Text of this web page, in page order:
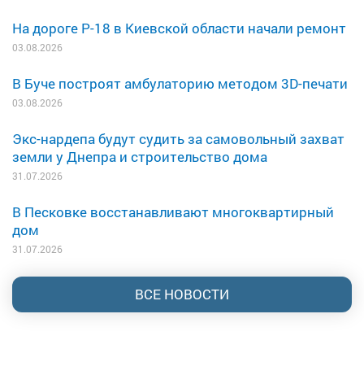
На дороге Р-18 в Киевской области начали ремонт
03.08.2026
В Буче построят амбулаторию методом 3D-печати
03.08.2026
Экс-нардепа будут судить за самовольный захват
земли у Днепра и строительство дома
31.07.2026
В Песковке восстанавливают многоквартирный
дом
31.07.2026
ВСЕ НОВОСТИ